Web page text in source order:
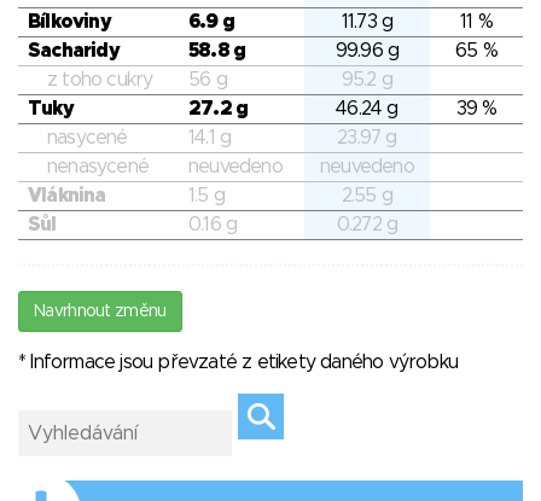
Bílkoviny
6.9 g 11.73 g
11 %
Sacharidy
58.8 g 99.96 g
65 %
z toho cukry
56 g
95.2 g
Tuky
27.2 g 46.24 g
39 %
nasycené
14.1 g
23.97 g
nenasycené
neuvedeno
neuvedeno
Vláknina
1.5 g
2.55 g
Sůl
0.16 g 0.272 g
Navrhnout změnu
* Informace jsou převzaté z etikety daného výrobku